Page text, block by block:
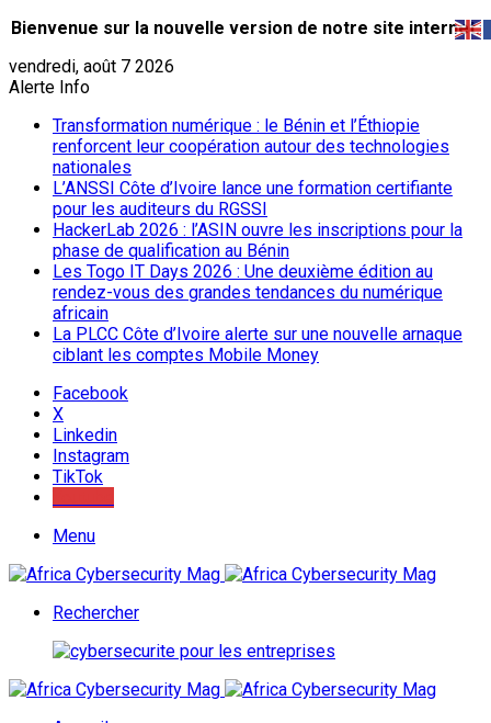
Bienvenue sur la nouvelle version de notre site internet.
vendredi, août 7 2026
Alerte Info
Transformation numérique : le Bénin et l’Éthiopie
renforcent leur coopération autour des technologies
nationales
L’ANSSI Côte d’Ivoire lance une formation certifiante
pour les auditeurs du RGSSI
HackerLab 2026 : l’ASIN ouvre les inscriptions pour la
phase de qualification au Bénin
Les Togo IT Days 2026 : Une deuxième édition au
rendez-vous des grandes tendances du numérique
africain
La PLCC Côte d’Ivoire alerte sur une nouvelle arnaque
ciblant les comptes Mobile Money
Facebook
X
Linkedin
Instagram
TikTok
Menu
Rechercher